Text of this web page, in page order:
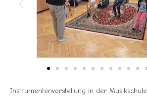
Instrumentenvorstellung in der Musikschule